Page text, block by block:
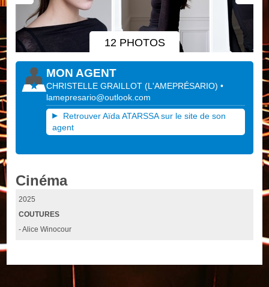
12 PHOTOS
MON AGENT
CHRISTELLE GRAILLOT (L'AMEPRÉSARIO)•
lamepresario@outlook.com
Retrouver Aïda ATARSSA sur le site de son
agent
Cinéma
2025
COUTURES
- Alice Winocour